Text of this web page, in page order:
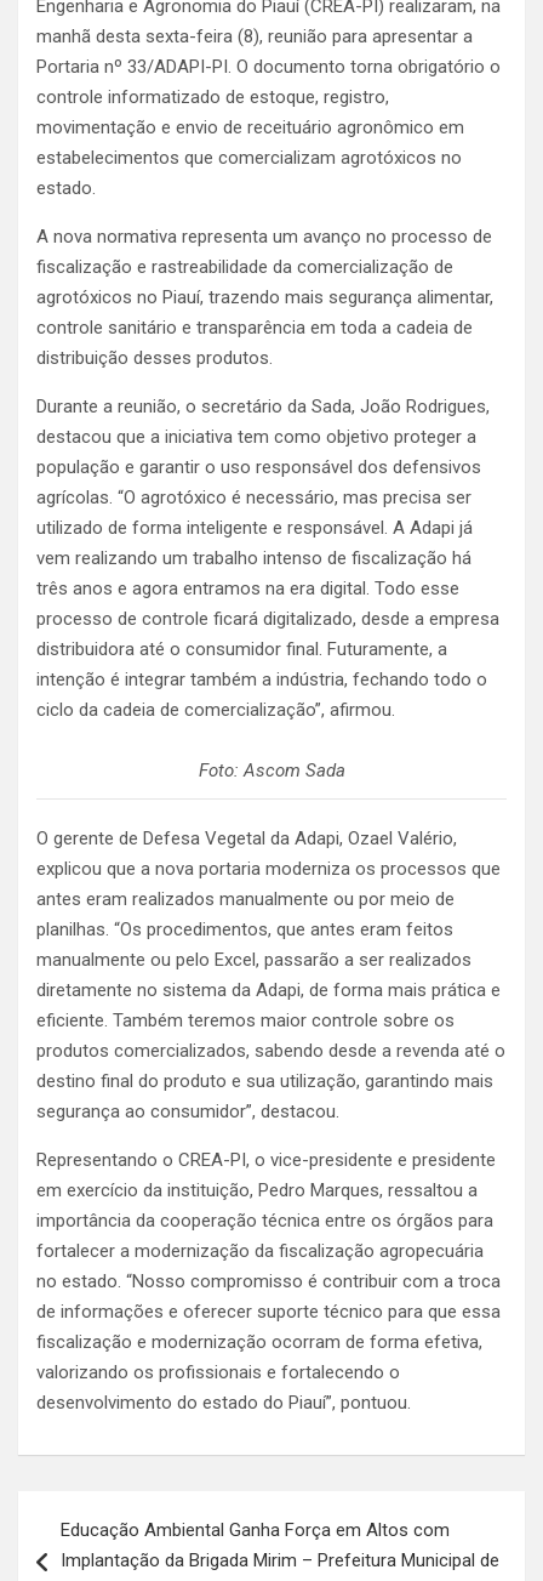
Engenharia e Agronomia do Piauí (CREA-PI) realizaram, na
manhã desta sexta-feira (8), reunião para apresentar a
Portaria nº 33/ADAPI-PI. O documento torna obrigatório o
controle informatizado de estoque, registro,
movimentação e envio de receituário agronômico em
estabelecimentos que comercializam agrotóxicos no
estado.
A nova normativa representa um avanço no processo de
fiscalização e rastreabilidade da comercialização de
agrotóxicos no Piauí, trazendo mais segurança alimentar,
controle sanitário e transparência em toda a cadeia de
distribuição desses produtos.
Durante a reunião, o secretário da Sada, João Rodrigues,
destacou que a iniciativa tem como objetivo proteger a
população e garantir o uso responsável dos defensivos
agrícolas. “O agrotóxico é necessário, mas precisa ser
utilizado de forma inteligente e responsável. A Adapi já
vem realizando um trabalho intenso de fiscalização há
três anos e agora entramos na era digital. Todo esse
processo de controle ficará digitalizado, desde a empresa
distribuidora até o consumidor final. Futuramente, a
intenção é integrar também a indústria, fechando todo o
ciclo da cadeia de comercialização”, afirmou.
Foto: Ascom Sada
O gerente de Defesa Vegetal da Adapi, Ozael Valério,
explicou que a nova portaria moderniza os processos que
antes eram realizados manualmente ou por meio de
planilhas. “Os procedimentos, que antes eram feitos
manualmente ou pelo Excel, passarão a ser realizados
diretamente no sistema da Adapi, de forma mais prática e
eficiente. Também teremos maior controle sobre os
produtos comercializados, sabendo desde a revenda até o
destino final do produto e sua utilização, garantindo mais
segurança ao consumidor”, destacou.
Representando o CREA-PI, o vice-presidente e presidente
em exercício da instituição, Pedro Marques, ressaltou a
importância da cooperação técnica entre os órgãos para
fortalecer a modernização da fiscalização agropecuária
no estado. “Nosso compromisso é contribuir com a troca
de informações e oferecer suporte técnico para que essa
fiscalização e modernização ocorram de forma efetiva,
valorizando os profissionais e fortalecendo o
desenvolvimento do estado do Piauí”, pontuou.
de
Educação Ambiental Ganha Força em Altos com
Implantação da Brigada Mirim – Prefeitura Municipal de